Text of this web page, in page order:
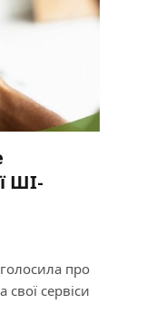
ШІ-
про
сервіси